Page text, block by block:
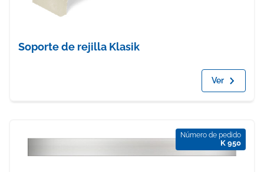
Soporte de rejilla Klasik
Ver
Número de pedido
K 950